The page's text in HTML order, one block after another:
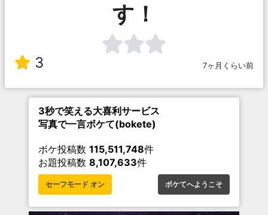
す！
3 7ヶ月くらい前
3秒で笑える大喜利サービス
写真で一言ボケて(bokete)
ボケ投稿数 115,511,748件
お題投稿数 8,107,633件
セーフモード オン ボケてへようこそ